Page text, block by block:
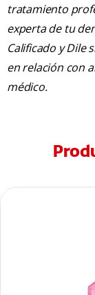
tratamiento
experta de tu
Calificado y Dile
en relación con
médico.